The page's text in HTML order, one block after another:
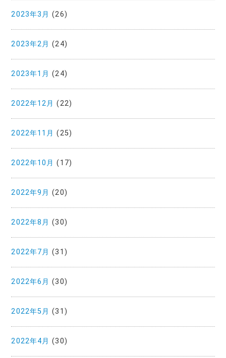
2023年3月 (26)
2023年2月 (24)
2023年1月 (24)
2022年12月 (22)
2022年11月 (25)
2022年10月 (17)
2022年9月 (20)
2022年8月 (30)
2022年7月 (31)
2022年6月 (30)
2022年5月 (31)
2022年4月 (30)